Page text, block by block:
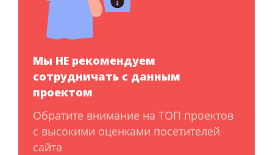
Мы НЕ рекомендуем
сотрудничать с данным
проектом
Обратите внимание на ТОП проектов
с высокими оценками посетителей
сайта